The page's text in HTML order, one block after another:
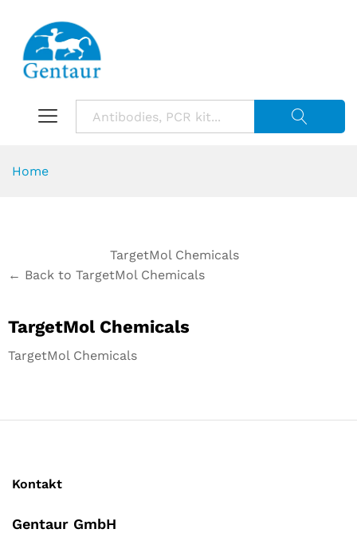
Home
TargetMol Chemicals
← Back to TargetMol Chemicals
TargetMol Chemicals
TargetMol Chemicals
Kontakt
Gentaur GmbH